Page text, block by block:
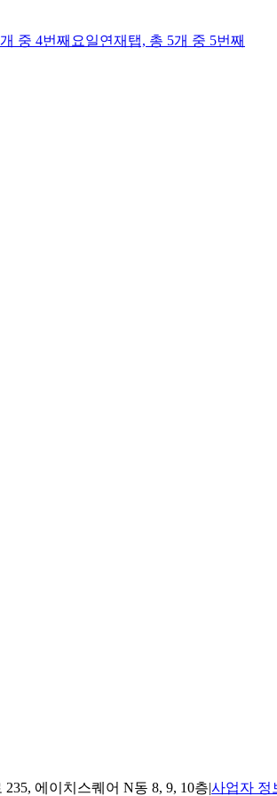
중 4번째 요일연재 탭, 총 5개 중 5번째
에이치스퀘어 N동 8, 9, 10층|사업자 정